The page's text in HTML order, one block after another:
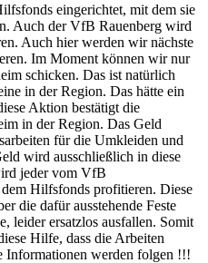
eingerichtet, mit dem sie
Auch der VfB Rauenberg wird
Auch hier werden wir nächste
Im Moment können wir nur
schicken. Das ist natürlich
in der Region. Das hätte ein
Aktion bestätigt die
in der Region. Das Geld
für die Umkleiden und
wird ausschließlich in diese
jeder vom VfB
Hilfsfonds profitieren. Diese
die dafür ausstehende Feste
leider ersatzlos ausfallen. Somit
Hilfe, dass die Arbeiten
Informationen werden folgen !!!